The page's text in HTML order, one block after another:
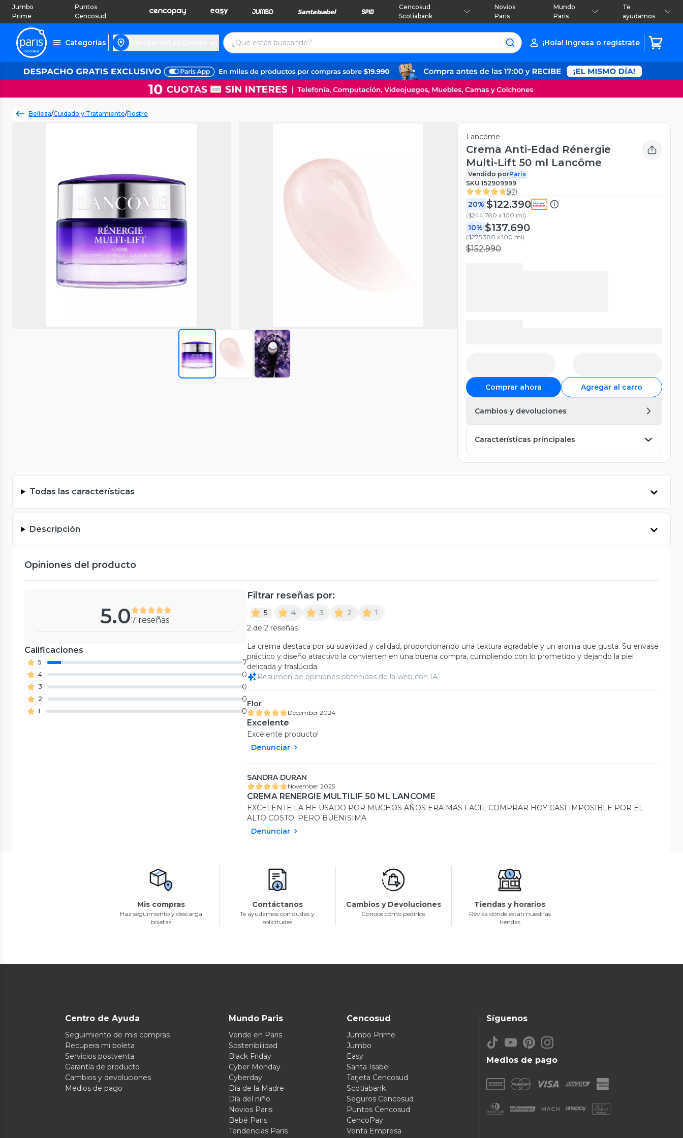
Jumbo
Prime
Puntos
Cencosud
Cencosud
Scotiabank
Novios
Paris
Mundo
Paris
Te
ayudamos
Categorías ¡Hola! Ingresa o regístrate
Belleza/Cuidado y Tratamiento/Rostro
Lancôme
Crema Anti-Edad Rénergie
Multi-Lift 50 ml Lancôme
Vendido porParis
SKU 152909999
5(7)
20% $122.390
($244.780 x 100 ml)
10% $137.690
($275.380 x 100 ml)
$152.990
Comprar ahora Agregar al carro
Cambios y devoluciones
Características principales
Todas las características
Descripción
Opiniones del producto
5.07 reseñas
Calificaciones
5 7
4 0
3 0
2 0
1 0
Filtrar reseñas por:
5 4 3 2
1
2 de 2 reseñas
La crema destaca por su suavidad y calidad, proporcionando una textura agradable y un aroma que gusta. Su envase
práctico y diseño atractivo la convierten en una buena compra, cumpliendo con lo prometido y dejando la piel
delicada y traslúcida.
Resumen de opiniones obtenidas de la web con IA
Flor
December 2024
Excelente
Excelente producto!
Denunciar
SANDRA DURAN
November 2025
CREMA RENERGIE MULTILIF 50 ML LANCOME
EXCELENTE LA HE USADO POR MUCHOS AÑOS ERA MAS FACIL COMPRAR HOY CASI IMPOSIBLE POR EL
ALTO COSTO. PERO BUENISIMA
Denunciar
Mis compras
Haz seguimiento y descarga
boletas
Contáctanos
Te ayudamos con dudas y
solicitudes
Cambios y Devoluciones
Conoce cómo pedirlos
Tiendas y horarios
Revisa dónde están nuestras
tiendas
Centro de Ayuda
Seguimiento de mis compras
Recupera mi boleta
Servicios postventa
Garantía de producto
Cambios y devoluciones
Medios de pago
Mundo Paris
Vende en Paris
Sostenibilidad
Black Friday
Cyber Monday
Cyberday
Día de la Madre
Día del niño
Novios Paris
Bebé Paris
Tendencias Paris
Cencosud
Jumbo Prime
Jumbo
Easy
Santa Isabel
Tarjeta Cencosud
Scotiabank
Seguros Cencosud
Puntos Cencosud
CencoPay
Venta Empresa
Medios de pago
Síguenos